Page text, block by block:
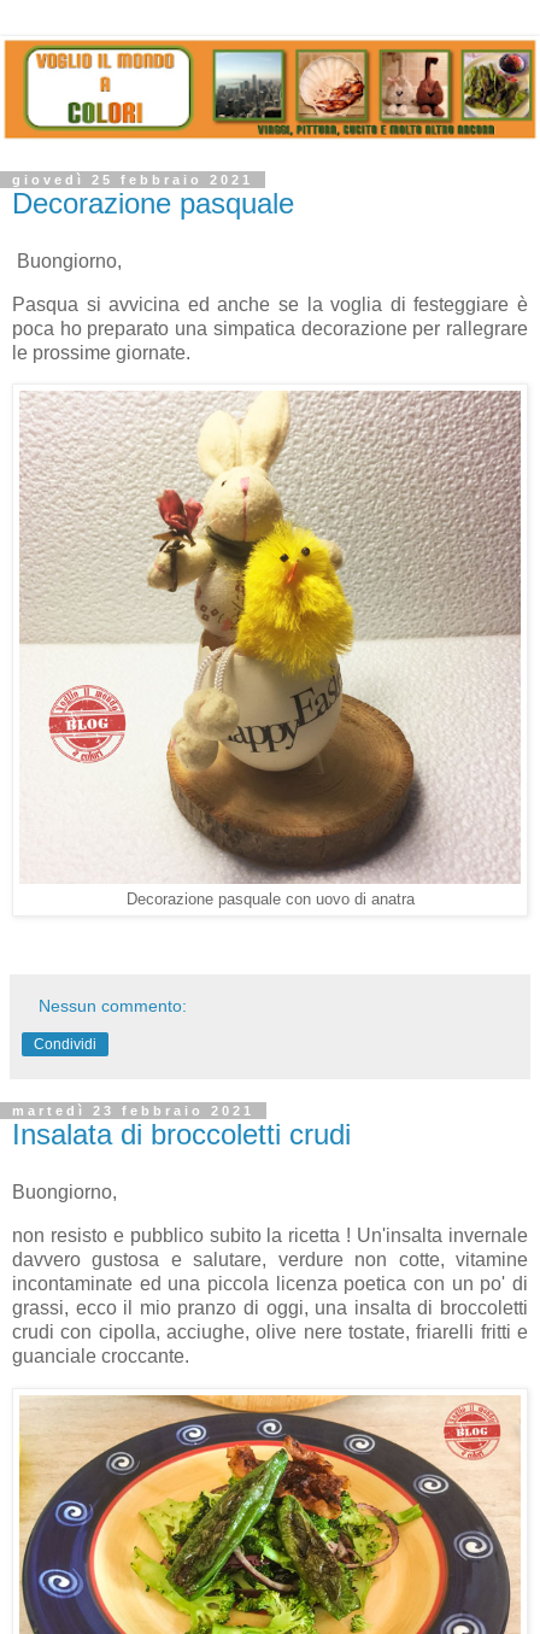
giovedì 25 febbraio 2021
Decorazione pasquale
Buongiorno,
Pasqua si avvicina ed anche se la voglia di festeggiare è
poca ho preparato una simpatica decorazione per rallegrare
le prossime giornate.
Decorazione pasquale con uovo di anatra
Nessun commento:
Condividi
martedì 23 febbraio 2021
Insalata di broccoletti crudi
Buongiorno,
non resisto e pubblico subito la ricetta ! Un'insalta invernale
davvero gustosa e salutare, verdure non cotte, vitamine
incontaminate ed una piccola licenza poetica con un po' di
grassi, ecco il mio pranzo di oggi, una insalta di broccoletti
crudi con cipolla, acciughe, olive nere tostate, friarelli fritti e
guanciale croccante.